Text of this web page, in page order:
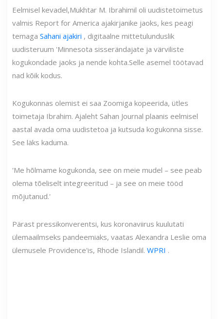
Eelmisel kevadel,Mukhtar M. Ibrahimil oli uudistetoimetus
valmis Report for America ajakirjanike jaoks, kes peagi
temaga Sahani ajakiri , digitaalne mittetulunduslik
uudisteruum 'Minnesota sisserändajate ja värviliste
kogukondade jaoks ja nende kohta.Selle asemel töötavad
nad kõik kodus.
Kogukonnas olemist ei saa Zoomiga kopeerida, ütles
toimetaja Ibrahim. Ajaleht Sahan Journal plaanis eelmisel
aastal avada oma uudistetoa ja kutsuda kogukonna sisse.
See läks kaduma.
'Me hõlmame kogukonda, see on meie mudel – see peab
olema tõeliselt integreeritud – ja see on meie tööd
mõjutanud.'
Pärast pressikonverentsi, kus koronaviirus kuulutati
ülemaailmseks pandeemiaks, vaatas Alexandra Leslie oma
ülemusele Providence'is, Rhode Islandil. WPRI .